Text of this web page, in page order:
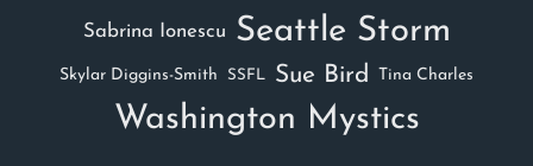
Sabrina Ionescu Seattle Storm
Skylar Diggins-Smith SSFL Sue Bird Tina Charles
Washington Mystics